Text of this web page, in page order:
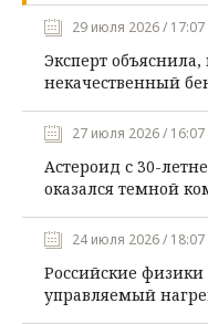
29 июля 2026 / 17:07
Эксперт объяснила,
некачественный
27 июля 2026 / 16:07
Астероид с 30-
оказался темной
24 июля 2026 / 18:07
Российские физики
управляемый